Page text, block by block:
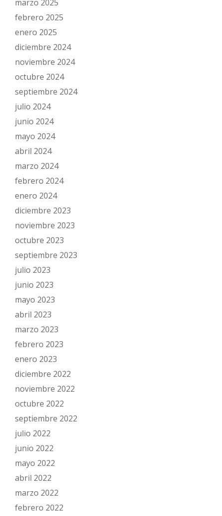
marzo 2025
febrero 2025
enero 2025
diciembre 2024
noviembre 2024
octubre 2024
septiembre 2024
julio 2024
junio 2024
mayo 2024
abril 2024
marzo 2024
febrero 2024
enero 2024
diciembre 2023
noviembre 2023
octubre 2023
septiembre 2023
julio 2023
junio 2023
mayo 2023
abril 2023
marzo 2023
febrero 2023
enero 2023
diciembre 2022
noviembre 2022
octubre 2022
septiembre 2022
julio 2022
junio 2022
mayo 2022
abril 2022
marzo 2022
febrero 2022